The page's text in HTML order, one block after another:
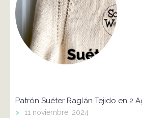
Patrón Suéter Raglán Tejido en 2
> 11 noviembre, 2024